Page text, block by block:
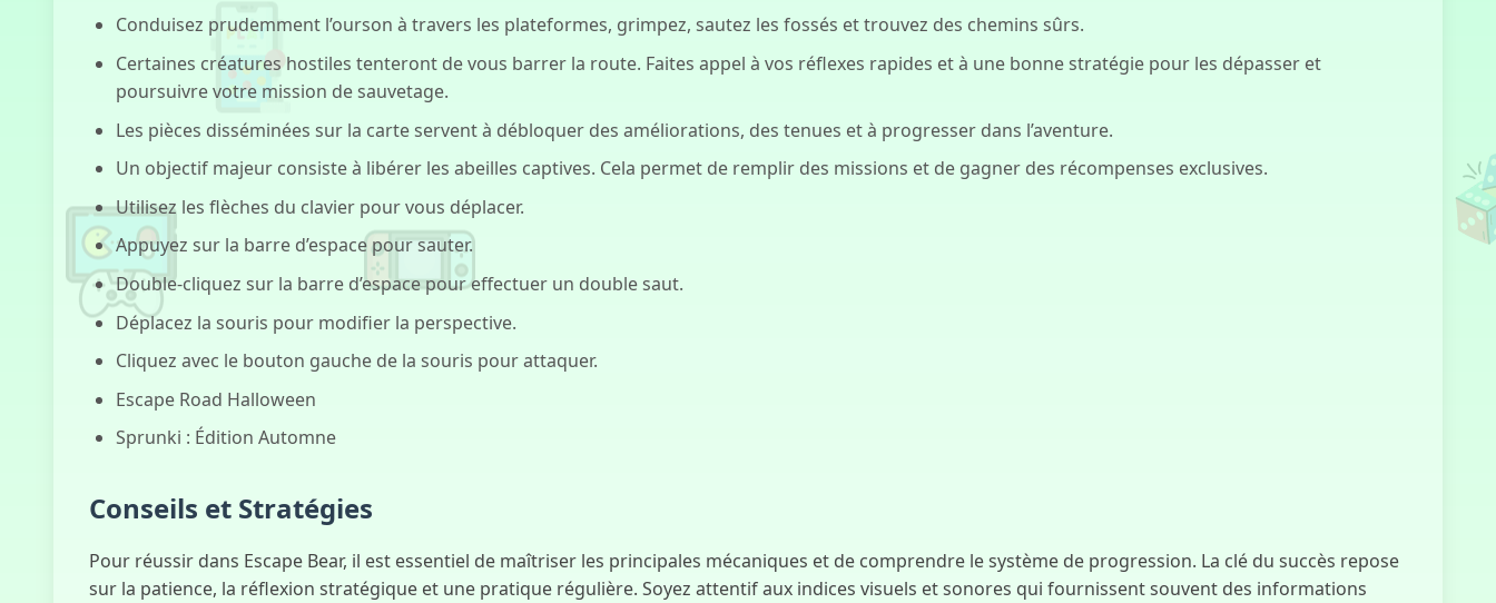
Masquées
Conduisez prudemment l’ourson à travers les plateformes, grimpez, sautez les fossés et trouvez des chemins sûrs.
Certaines créatures hostiles tenteront de vous barrer la route. Faites appel à vos réflexes rapides et à une bonne stratégie pour les dépasser et
poursuivre votre mission de sauvetage.
Les pièces disséminées sur la carte servent à débloquer des améliorations, des tenues et à progresser dans l’aventure.
Un objectif majeur consiste à libérer les abeilles captives. Cela permet de remplir des missions et de gagner des récompenses exclusives.
Utilisez les flèches du clavier pour vous déplacer.
Appuyez sur la barre d’espace pour sauter.
Double-cliquez sur la barre d’espace pour effectuer un double saut.
Déplacez la souris pour modifier la perspective.
Cliquez avec le bouton gauche de la souris pour attaquer.
Escape Road Halloween
Sprunki : Édition Automne
Conseils et Stratégies
Pour réussir dans Escape Bear, il est essentiel de maîtriser les principales mécaniques et de comprendre le système de progression. La clé du succès repose
sur la patience, la réflexion stratégique et une pratique régulière. Soyez attentif aux indices visuels et sonores qui fournissent souvent des informations